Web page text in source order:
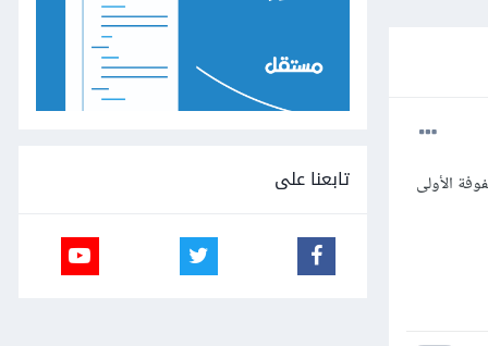
الأولى
تابعنا على